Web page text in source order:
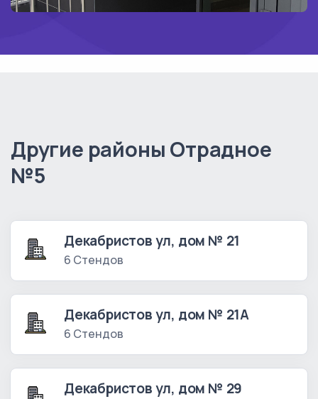
Другие районы Отрадное
№5
Декабристов ул, дом № 21
6 Стендов
Декабристов ул, дом № 21А
6 Стендов
Декабристов ул, дом № 29